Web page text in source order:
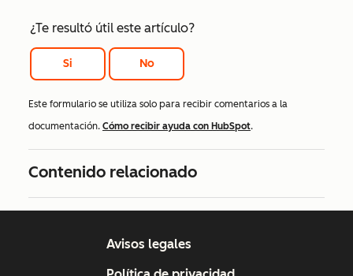
¿Te resultó útil este artículo?
Si No
Este formulario se utiliza solo para recibir comentarios a la
documentación. Cómo recibir ayuda con HubSpot.
Contenido relacionado
Avisos legales